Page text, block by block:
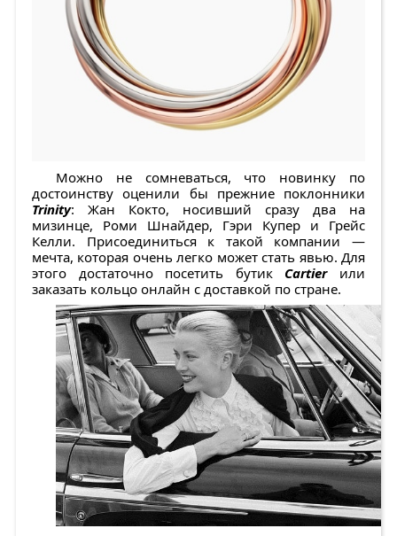
Можно не сомневаться, что новинку по
достоинству оценили бы прежние поклонники
Trinity: Жан Кокто, носивший сразу два на
мизинце, Роми Шнайдер, Гэри Купер и Грейс
Келли. Присоединиться к такой компании —
мечта, которая очень легко может стать явью. Для
этого достаточно посетить бутик Cartier или
заказать кольцо онлайн с доставкой по стране.